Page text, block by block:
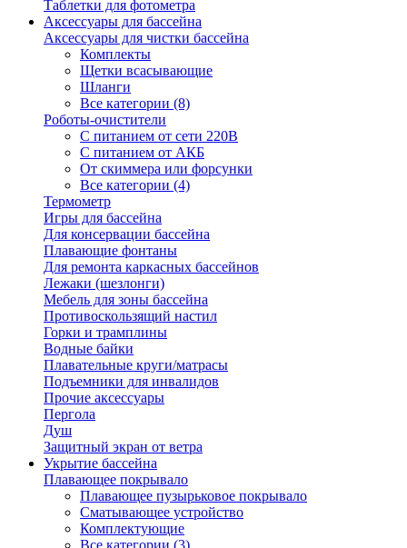
Таблетки для фотометра
Аксессуары для бассейна
Аксессуары для чистки бассейна
Комплекты
Щетки всасывающие
Шланги
Все категории (8)
Роботы-очистители
С питанием от сети 220В
С питанием от АКБ
От скиммера или форсунки
Все категории (4)
Термометр
Игры для бассейна
Для консервации бассейна
Плавающие фонтаны
Для ремонта каркасных бассейнов
Лежаки (шезлонги)
Мебель для зоны бассейна
Противоскользящий настил
Горки и трамплины
Водные байки
Плавательные круги/матрасы
Подъемники для инвалидов
Прочие аксессуары
Пергола
Душ
Защитный экран от ветра
Укрытие бассейна
Плавающее покрывало
Плавающее пузырьковое покрывало
Сматывающее устройство
Комплектующие
Все категории (3)